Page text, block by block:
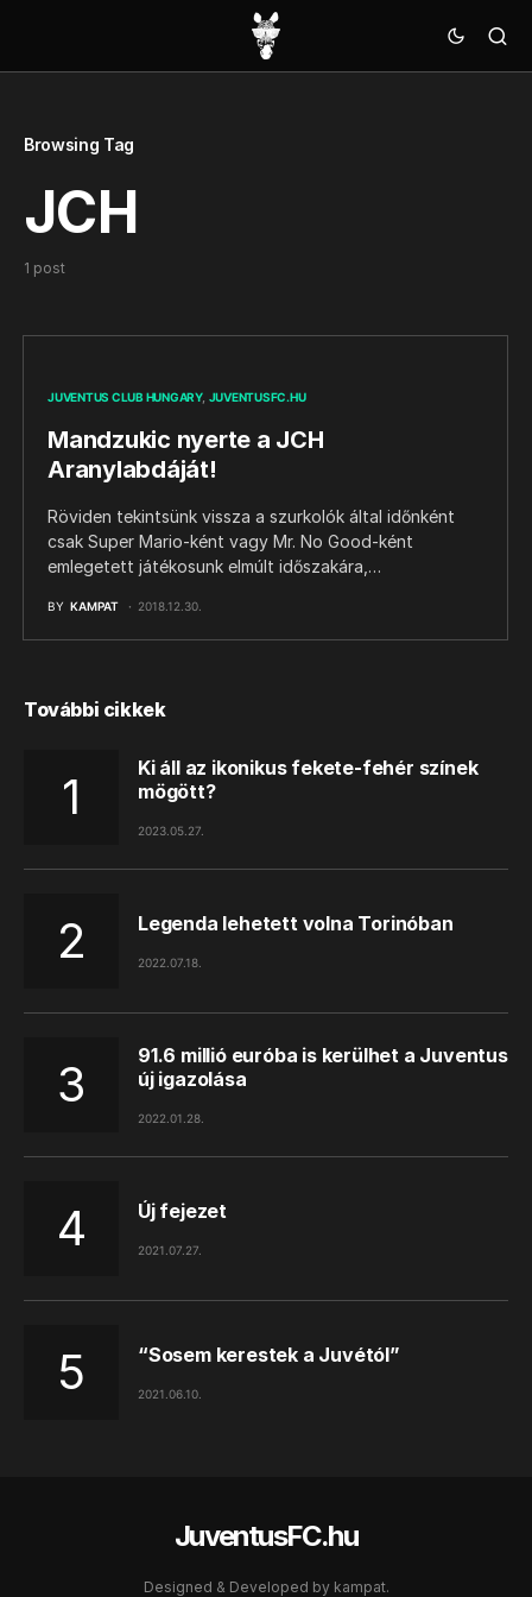
Browsing Tag
JCH
1 post
JUVENTUS CLUB HUNGARY JUVENTUSFC.HU
Mandzukic nyerte a JCH
Aranylabdáját!
Röviden tekintsünk vissza a szurkolók által időnként
csak Super Mario-ként vagy Mr. No Good-ként
emlegetett játékosunk elmúlt időszakára,…
BY KAMPAT 2018.12.30.
További cikkek
Ki áll az ikonikus fekete-fehér színek
mögött?
2023.05.27.
Legenda lehetett volna Torinóban
2022.07.18.
91.6 millió euróba is kerülhet a Juventus
új igazolása
2022.01.28.
Új fejezet
2021.07.27.
“Sosem kerestek a Juvétól”
2021.06.10.
JuventusFC.hu
Designed & Developed by kampat.